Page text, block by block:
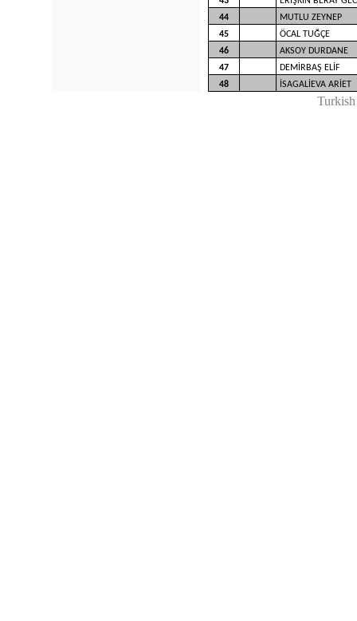
44
MUTLU ZEYNEP
45
ÖCAL TUĞÇE
46
AKSOY DURDANE
47
DEMİRBAŞ ELİF
48
İSAGALİEVA ARİET